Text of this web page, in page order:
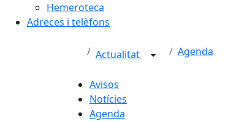
Hemeroteca
Adreces i telèfons
Actualitat Agenda
Avisos
Notícies
Agenda